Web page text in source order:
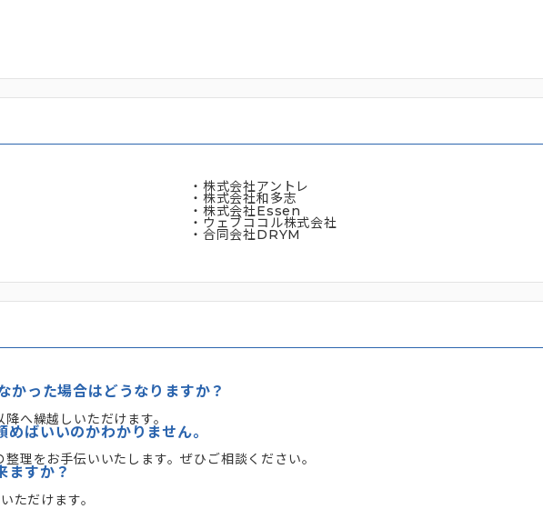
・株式会社アントレ
・株式会社和多志
・株式会社Essen
・ウェブココル株式会社
・合同会社DRYM
かった場合はどうなりますか？
へ繰越しいただけます。
ばいいのかわかりません。
理をお手伝いいたします。ぜひご相談ください。
ますか？
ただけます。